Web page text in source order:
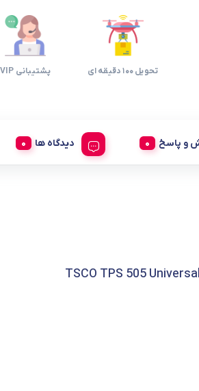
تحویل 100 دقیقه ای پشتیبانی VIP
و پاسخ دیدگاه ها
TSCO TPS 505